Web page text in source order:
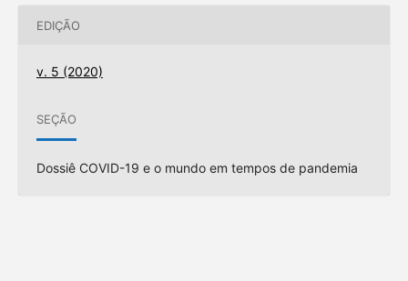
EDIÇÃO
v. 5 (2020)
SEÇÃO
Dossiê COVID-19 e o mundo em tempos de pandemia